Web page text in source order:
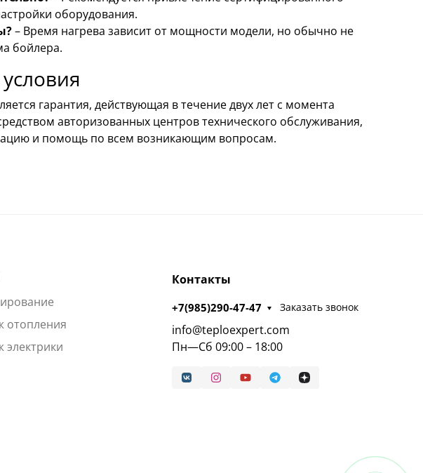
оборудования.
– Время нагрева зависит от мощности модели, но обычно не
бойлера.
гарантия, действующая в течение двух лет с момента
авторизованных центров технического обслуживания,
и помощь по всем возникающим вопросам.
отопления
Контакты
+7(985)290-47-47 Заказать звонок
info@teploexpert.com
Пн—Сб 09:00 – 18:00